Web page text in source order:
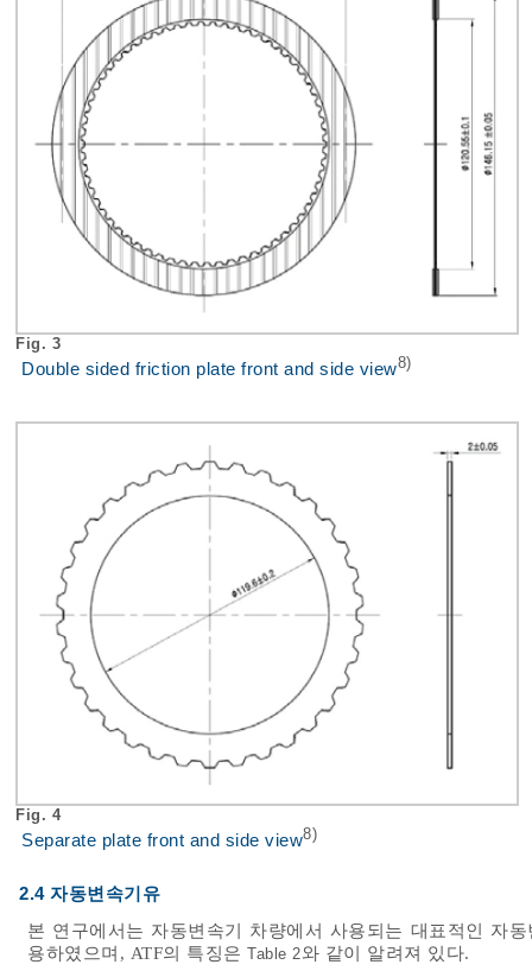
Fig. 3
Double sided friction plate front and side view8)
Fig. 4
Separate plate front and side view8)
2.4 자동변속기유
본 연구에서는 자동변속기 차량에서 사용되는 대표적인 자
용하였으며, ATF의 특징은 Table 2와 같이 알려져 있다.